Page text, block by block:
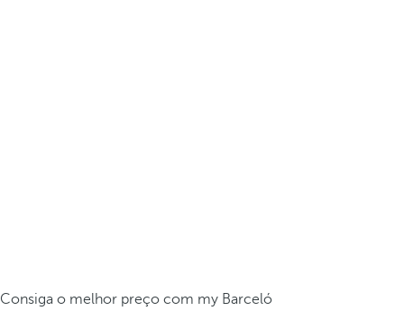
Consiga o melhor preço com my Barceló